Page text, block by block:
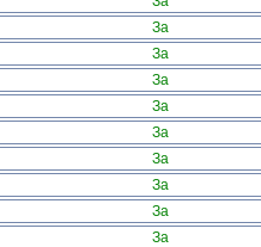
За
За
За
За
За
За
За
За
За